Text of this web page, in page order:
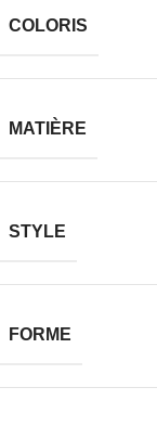
COLORIS
MATIÈRE
STYLE
FORME